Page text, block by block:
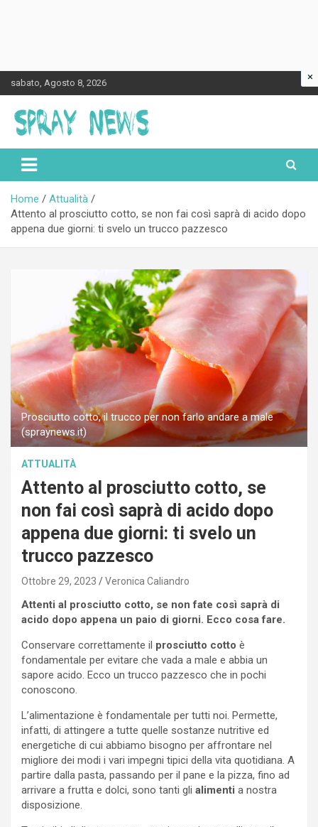
to
content
sabato, Agosto 8, 2026
Spraynews.it
Home
Attualità
Attento al prosciutto cotto, se non fai così saprà di acido dopo
appena due giorni: ti svelo un trucco pazzesco
Prosciutto cotto, il trucco per non farlo andare a male
(spraynews.it)
ATTUALITÀ
Attento al prosciutto cotto, se
non fai così saprà di acido dopo
appena due giorni: ti svelo un
trucco pazzesco
Ottobre 29, 2023 Veronica Caliandro
Attenti al prosciutto cotto, se non fate così saprà di
acido dopo appena un paio di giorni. Ecco cosa fare.
Conservare correttamente il prosciutto cotto è
fondamentale per evitare che vada a male e abbia un
sapore acido. Ecco un trucco pazzesco che in pochi
conoscono.
L’alimentazione è fondamentale per tutti noi. Permette,
infatti, di attingere a tutte quelle sostanze nutritive ed
energetiche di cui abbiamo bisogno per affrontare nel
migliore dei modi i vari impegni tipici della vita quotidiana. A
partire dalla pasta, passando per il pane e la pizza, fino ad
arrivare a frutta e dolci, sono tanti gli alimenti a nostra
disposizione.
×